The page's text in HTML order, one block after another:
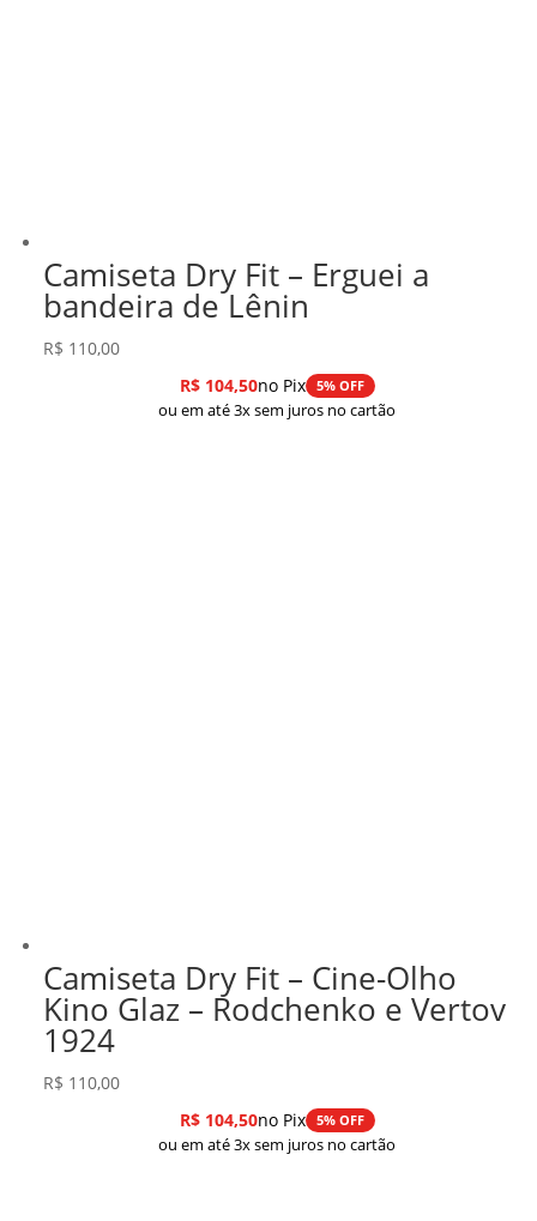
Camiseta Dry Fit – Erguei a
bandeira de Lênin
R$ 110,00
R$104,50no Pix 5% OFF
ou em até 3x sem juros no cartão
Camiseta Dry Fit – Cine-Olho
Kino Glaz – Rodchenko e Vertov
1924
R$ 110,00
R$104,50no Pix 5% OFF
ou em até 3x sem juros no cartão